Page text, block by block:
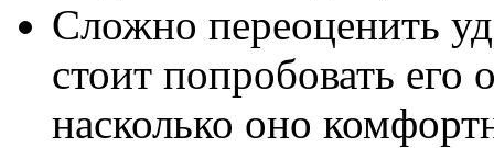
Сложно переоценить
стоит попробовать его
насколько оно